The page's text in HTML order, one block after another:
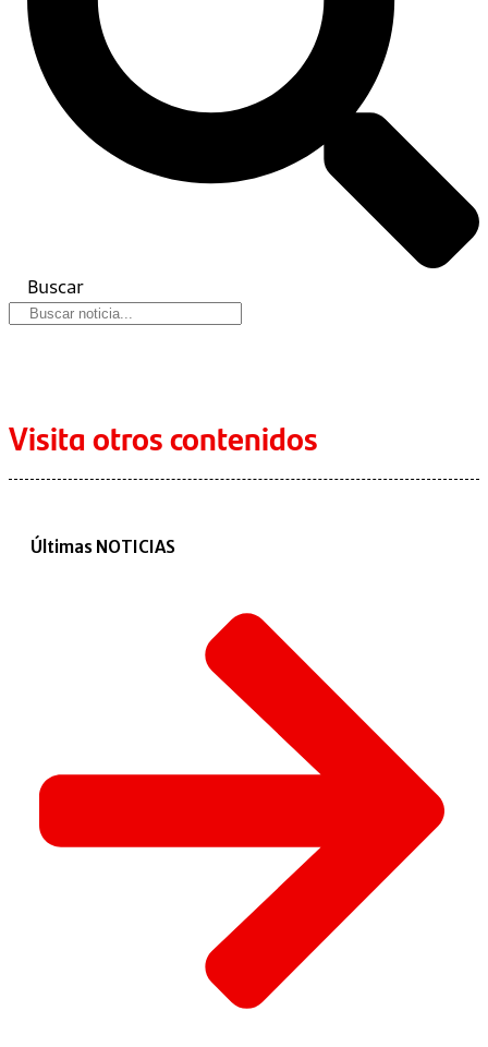
Buscar
Visita otros contenidos
Últimas NOTICIAS